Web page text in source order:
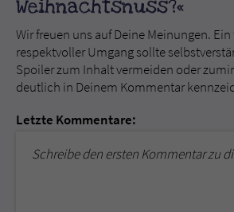
Weihnachtsnuss?«
Wir freuen uns auf Deine Meinungen.
respektvoller Umgang sollte
Spoiler zum Inhalt vermeiden oder
deutlich in Deinem Kommentar
Letzte Kommentare:
Schreibe den ersten Kommentar zu